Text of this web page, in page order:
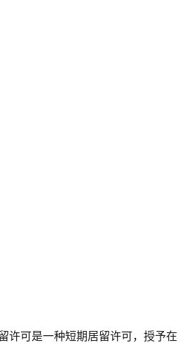
许可是一种短期居留许可，授予